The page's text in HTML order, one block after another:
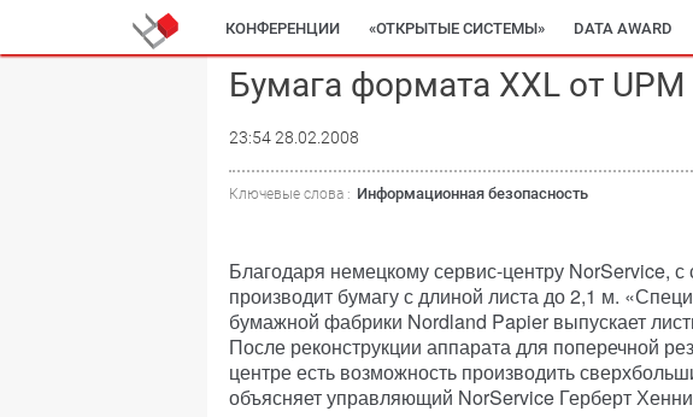
КОНФЕРЕНЦИИ «ОТКРЫТЫЕ СИСТЕМЫ» DATA AWARD
Бумага формата XXL от UPM
23:54 28.02.2008
Ключевые слова : Информационная безопасность
Благодаря немецкому сервис-центру NorService,
производит бумагу с длиной листа до 2,1 м.
бумажной фабрики Nordland Papier выпускает
После реконструкции аппарата для поперечной
центре есть возможность производить
объясняет управляющий NorService Герберт